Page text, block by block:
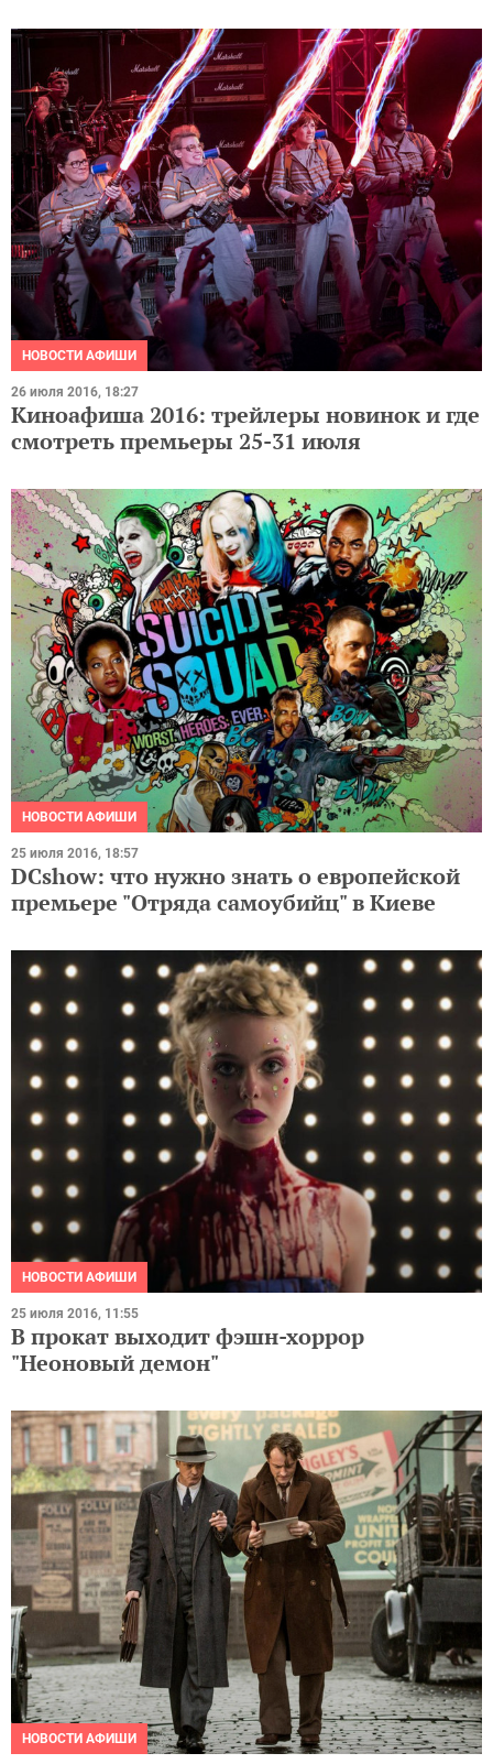
НОВОСТИ АФИШИ
26 июля 2016, 18:27
Киноафиша 2016: трейлеры новинок и где
смотреть премьеры 25-31 июля
НОВОСТИ АФИШИ
25 июля 2016, 18:57
DCshow: что нужно знать о европейской
премьере "Отряда самоубийц" в Киеве
НОВОСТИ АФИШИ
25 июля 2016, 11:55
В прокат выходит фэшн-хоррор
"Неоновый демон"
НОВОСТИ АФИШИ